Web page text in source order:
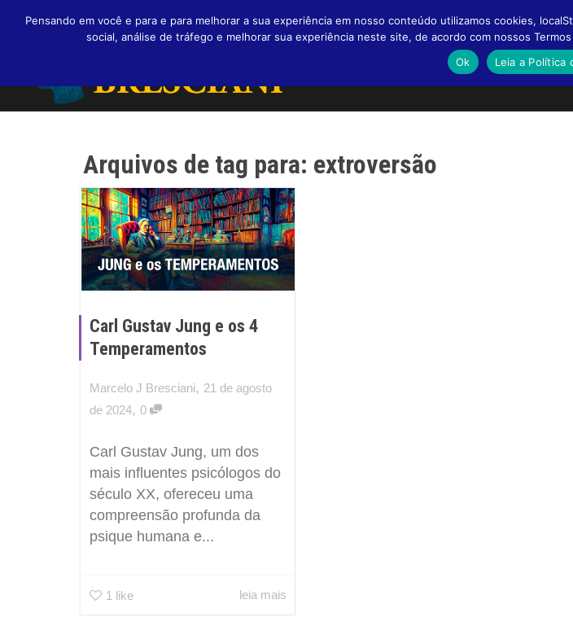
Arquivos de tag para: extroversão
Carl Gustav Jung e os 4
Temperamentos
Marcelo J Bresciani, 21 de agosto
de 2024, 0
Carl Gustav Jung, um dos
mais influentes psicólogos do
século XX, ofereceu uma
compreensão profunda da
psique humana e...
1 like leia mais
Pensando em você e para e para melhorar a sua experiência em nosso conteúdo utilizamos cookies,
social, análise de tráfego e melhorar sua experiência neste site, de acordo com nossos
Ok
Leia a Política